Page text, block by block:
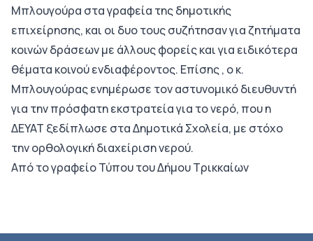
Μπλουγούρα στα γραφεία της δημοτικής
επιχείρησης, και οι δυο τους συζήτησαν για ζητήματα
κοινών δράσεων με άλλους φορείς και για ειδικότερα
θέματα κοινού ενδιαφέροντος. Επίσης , ο κ.
Μπλουγούρας ενημέρωσε τον αστυνομικό διευθυντή
για την πρόσφατη εκστρατεία για το νερό, που η
ΔΕΥΑΤ ξεδίπλωσε στα Δημοτικά Σχολεία, με στόχο
την ορθολογική διαχείριση νερού.
Από το γραφείο Τύπου του Δήμου Τρικκαίων